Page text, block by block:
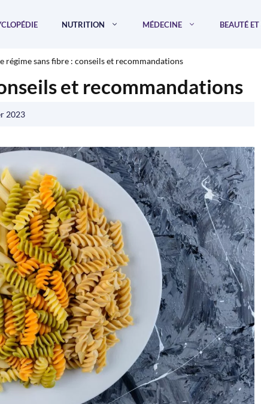
NUTRITION MÉDECINE BEAUTÉ
régime sans fibre : conseils et recommandations
et recommandations
2023